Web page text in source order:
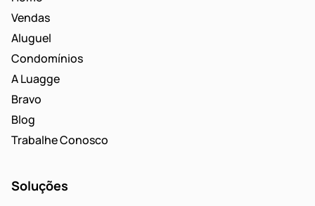
Vendas
Aluguel
Condomínios
A Luagge
Bravo
Blog
Trabalhe Conosco
Soluções